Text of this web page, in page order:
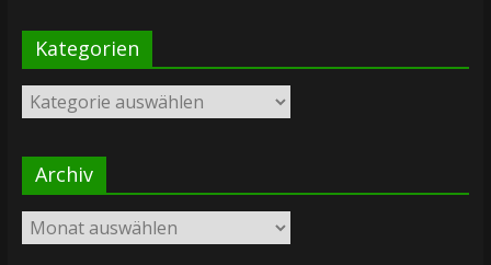
Kategorien
Kategorien
Archiv
Archiv